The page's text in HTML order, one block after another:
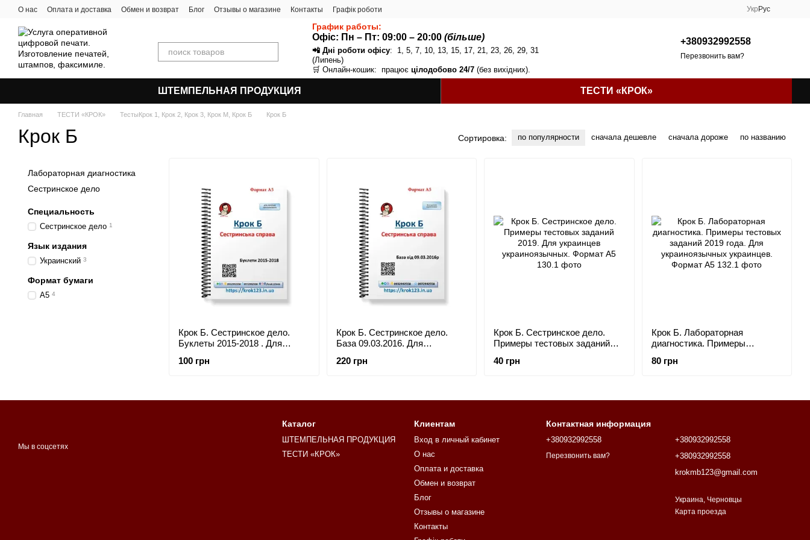
Перейти к основному контенту
О нас Оплата и доставка Обмен и возврат Блог Отзывы о магазине Контакты Графік роботи Укр Рус
График работы:
Офіс: Пн – Пт: 09:00 – 20:00 (більше)
📲 Дні роботи офісу: 1, 5, 7, 10, 13, 15, 17, 21, 23, 26, 29, 31
(Липень)
🛒 Онлайн-кошик: працює цілодобово 24/7 (без вихідних).
+380932992558
Перезвонить вам?
ШТЕМПЕЛЬНАЯ ПРОДУКЦИЯ ТЕСТИ «КРОК»
Главная ТЕСТИ «КРОК» ТестыКрок 1, Крок 2, Крок 3, Крок М, Крок Б Крок Б
Крок Б Сортировка: по популярности сначала дешевле сначала дороже по названию
Крок Б. Сестринское дело.
Буклеты 2015-2018 . Для
Формат А5
100 грн
Крок Б. Сестринское дело.
База 09.03.2016. Для
Формат А5
220 грн
Крок Б. Сестринское дело.
Примеры тестовых заданий
украиноязычных. Формат А5
40 грн
Крок Б. Лабораторная
диагностика. Примеры
Для украиноязычных
80 грн
Лабораторная диагностика
Сестринское дело
Специальность
Сестринское дело 1
Язык издания
Украинский 3
Формат бумаги
А5 4
Мы в соцсетях
Каталог
ШТЕМПЕЛЬНАЯ ПРОДУКЦИЯ
ТЕСТИ «КРОК»
Клиентам
Вход в личный кабинет
О нас
Оплата и доставка
Обмен и возврат
Блог
Отзывы о магазине
Контакты
Контактная информация
+380932992558
Перезвонить вам?
+380932992558
+380932992558
krokmb123@gmail.com
Украина, Черновцы
Карта проезда